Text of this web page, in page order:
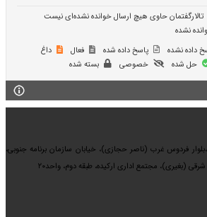
تالارگفتمان حاوی هیچ ارسال خوانده نشده‌ای نیست
نشده
داده نشده پاسخ داده شده فعال
داغ
حل شده خصوصی بسته شده
فردوس غرب (ناصر حجازی)، خیابان سازمان برنامه جنوبی،
(بغیری)، مجتمع اداری ارکیده، طبقه دوم، واحد۲۰